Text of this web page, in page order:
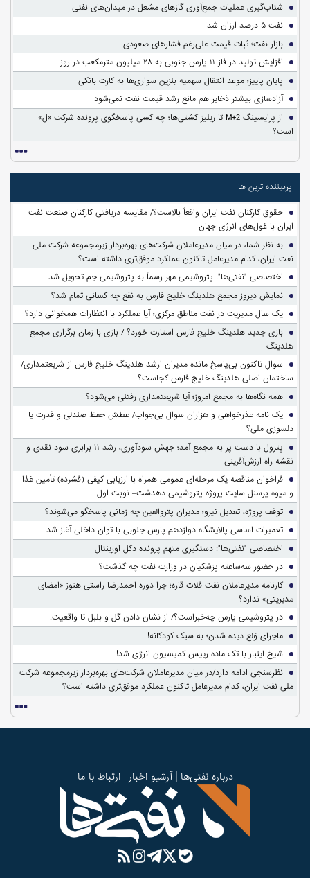
شتاب‌گیری عملیات جمع‌آوری گازهای مشعل در میدان‌های نفتی
نفت ۵ درصد ارزان شد
بازار نفت؛ ثبات قیمت علی‌رغم فشارهای صعودی
افزایش تولید در فاز ۱۱ پارس جنوبی به ۲۸ میلیون مترمکعب در روز
پایان پاییز؛ موعد انتقال سهمیه بنزین سواری‌ها به کارت بانکی
آزادسازی بیشتر ذخایر هم مانع رشد قیمت نفت نمی‌شود
از پرایسینگ M+2 تا ریلیز کشتی‌ها؛ چه کسی پاسخگوی پرونده شرکت «ل»
است؟
پربیننده ترین ها
حقوق کارکنان نفت ایران واقعاً بالاست؟/ مقایسه دریافتی کارکنان صنعت نفت
ایران با غول‌های انرژی جهان
به نظر شما، در میان مدیرعاملان شرکت‌های بهره‌بردار زیرمجموعه شرکت ملی
نفت ایران، کدام مدیرعامل تاکنون عملکرد موفق‌تری داشته است؟
اختصاصی "نفتی‌ها": پتروشیمی مهر رسماً به پتروشیمی جم تحویل شد
نمایش دیروز مجمع هلدینگ خلیج فارس به نفع چه کسانی تمام شد؟
یک سال مدیریت در نفت مناطق مرکزی؛ آیا عملکرد با انتظارات همخوانی دارد؟
بازی جدید هلدینگ خلیج فارس استارت خورد؟ / بازی با زمان برگزاری مجمع
هلدینگ
سوالِ تاکنون بی‌پاسخ مانده مدیران ارشد هلدینگ خلیج فارس از شریعتمداری/
ساختمان اصلی هلدینگ خلیج فارس کجاست؟
همه نگاه‌ها به مجمع امروز؛ آیا شریعتمداری رفتنی می‌شود؟
یک نامه عذرخواهی و هزاران سوال بی‌جواب/ عطش حفظ صندلی و قدرت یا
دلسوزی ملی؟
پترول با دست پر به مجمع آمد؛ جهش سودآوری، رشد ۱۱ برابری سود نقدی و
نقشه راه ارزش‌آفرینی
فراخوان مناقصه یک مرحله‌ای عمومی همراه با ارزیابی کیفی (فشرده) تأمین غذا
و میوه پرسنل سایت پروژه پتروشیمی دهدشت– نوبت اول
توقف پروژه، تعدیل نیرو؛ مدیران پتروالفین چه زمانی پاسخگو می‌شوند؟
تعمیرات اساسی پالایشگاه دوازدهم پارس جنوبی با توان داخلی آغاز شد
اختصاصی "نفتی‌ها": دستگیری متهم پرونده دکل اورینتال
در حضور سه‌ساعته پزشکیان در وزارت نفت چه گذشت؟
کارنامه مدیرعاملان نفت فلات قاره؛ چرا دوره احمدرضا راستی هنوز «امضای
مدیریتی» ندارد؟
در پتروشیمی پارس چه‌خبراست؟/ از نشان دادن گل و بلبل تا واقعیت!
ماجرای وَلع دیده شدن؛ به سبک کودکانه!
شیخ اینبار با تک ماده رییس کمیسیون انرژی شد!
نظرسنجی ادامه دارد/در میان مدیرعاملان شرکت‌های بهره‌بردار زیرمجموعه شرکت
ملی نفت ایران، کدام مدیرعامل تاکنون عملکرد موفق‌تری داشته است؟
درباره نفتی‌ها آرشیو اخبار ارتباط با ما